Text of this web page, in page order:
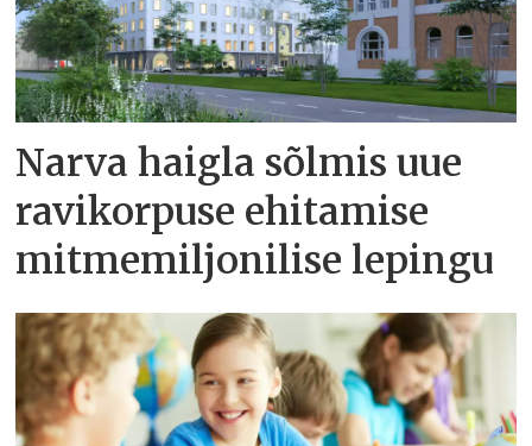
Narva haigla sõlmis uue
ravikorpuse ehitamise
mitmemiljonilise lepingu